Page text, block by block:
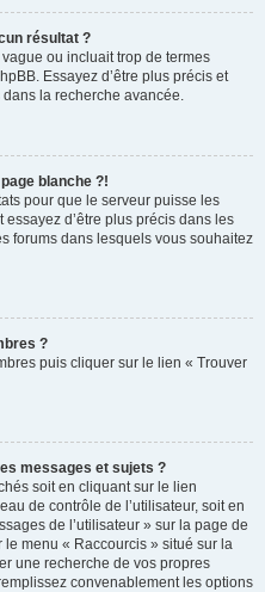
résultat ?
ou incluait trop de termes
Essayez d’être plus précis et
la recherche avancée.
blanche ?!
pour que le serveur puisse les
d’être plus précis dans les
forums dans lesquels vous souhaitez
?
puis cliquer sur le lien « Trouver
messages et sujets ?
soit en cliquant sur le lien
de contrôle de l’utilisateur, soit en
de l’utilisateur » sur la page de
menu « Raccourcis » situé sur la
une recherche de vos propres
convenablement les options